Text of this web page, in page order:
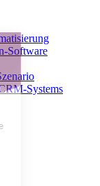
sich für die Inhalte
haben. Wir
das für Sie in
Software
Systems